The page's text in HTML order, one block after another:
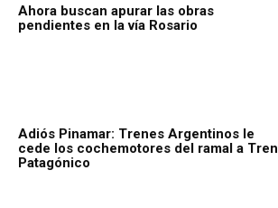
Ahora buscan apurar las obras
pendientes en la vía Rosario
Adiós Pinamar: Trenes Argentinos le
cede los cochemotores del ramal a Tren
Patagónico